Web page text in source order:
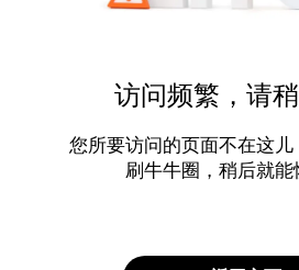
访问频繁，请
您所要访问的页面不在这
刷牛牛圈，稍后就能